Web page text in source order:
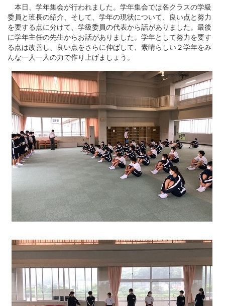
本日、学年集会が行われました。学年集会では各クラスの学級
委員と班長の紹介、そして、学年の現状について、良い点と努力
を要する点に分けて、学級委員の代表から話がありました。最後
に学年主任の先生からお話がありました。学年として努力を要す
る点は改善し、良い点をさらに伸ばして、素晴らしい２学年をみ
んな一人一人の力で作り上げましょう。